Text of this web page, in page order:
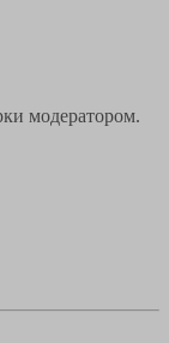
модератором.